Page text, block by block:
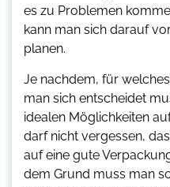
es zu Problemen
kann man sich darauf
planen.
Je nachdem, für
man sich entscheidet
idealen Möglichkeiten
darf nicht vergessen,
auf eine gute
dem Grund muss man